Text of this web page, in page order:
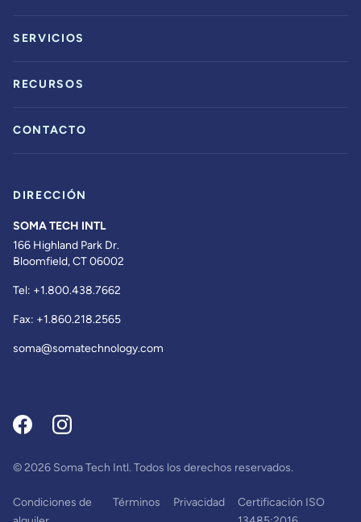
SERVICIOS
RECURSOS
CONTACTO
DIRECCIÓN
SOMA TECH INTL
166 Highland Park Dr.
Bloomfield, CT 06002
Tel: +1.800.438.7662
Fax: +1.860.218.2565
soma@somatechnology.com
© 2026 Soma Tech Intl. Todos los derechos reservados.
Condiciones de
Términos Privacidad
Certificación ISO